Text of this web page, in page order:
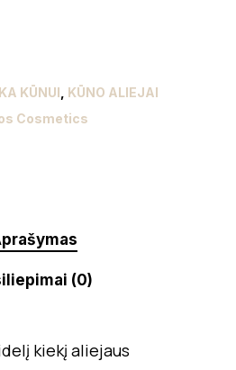
KŪNUI KŪNO ALIEJAI
Cosmetics
(0)
kiekį aliejaus